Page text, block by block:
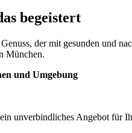
begeistert
der mit gesunden und
München.
und Umgebung
unverbindliches Angebot für